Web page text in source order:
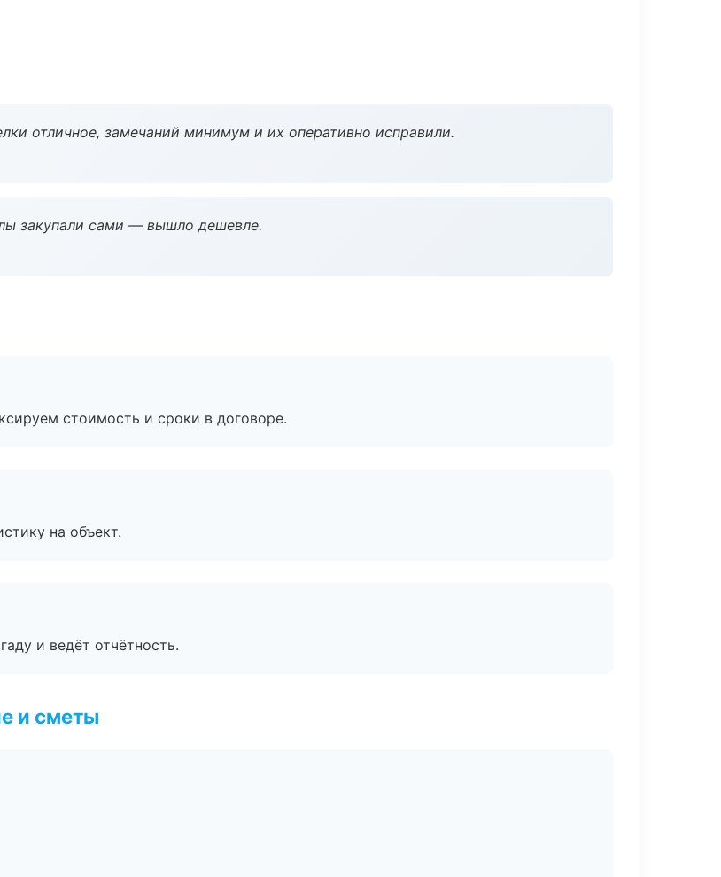
отличное, замечаний минимум и их оперативно исправили.
закупали сами — вышло дешевле.
стоимость и сроки в договоре.
на объект.
и ведёт отчётность.
и сметы